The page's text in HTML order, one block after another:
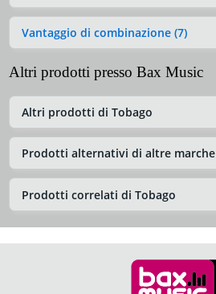
Vantaggio di combinazione (7)
Altri prodotti presso Bax Music
Altri prodotti di Tobago
Prodotti alternativi di altre marche
Prodotti correlati di Tobago